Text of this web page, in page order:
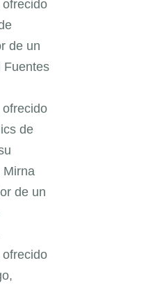
ofrecido
de un
Fuentes
de
Mirna
de un